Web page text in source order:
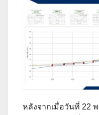
หลังจากเมื่อวันที่ 22